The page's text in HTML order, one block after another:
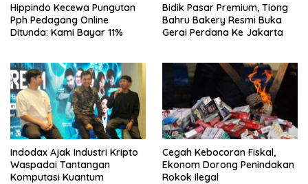
Hippindo Kecewa Pungutan
Pph Pedagang Online
Ditunda: Kami Bayar 11%
Bidik Pasar Premium, Tiong
Bahru Bakery Resmi Buka
Gerai Perdana Ke Jakarta
Indodax Ajak Industri Kripto
Waspadai Tantangan
Komputasi Kuantum
Cegah Kebocoran Fiskal,
Ekonom Dorong Penindakan
Rokok Ilegal